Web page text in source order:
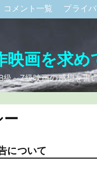
コメント一覧 プライ
映画を求め
～Z級映画の感想を書
について